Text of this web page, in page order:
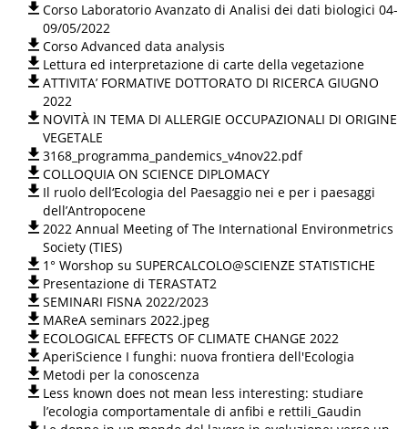
Corso Laboratorio Avanzato di Analisi dei dati biologici 04-
09/05/2022
Corso Advanced data analysis
Lettura ed interpretazione di carte della vegetazione
ATTIVITA’ FORMATIVE DOTTORATO DI RICERCA GIUGNO
2022
NOVITÀ IN TEMA DI ALLERGIE OCCUPAZIONALI DI ORIGINE
VEGETALE
3168_programma_pandemics_v4nov22.pdf
COLLOQUIA ON SCIENCE DIPLOMACY
Il ruolo dell‘Ecologia del Paesaggio nei e per i paesaggi
dell’Antropocene
2022 Annual Meeting of The International Environmetrics
Society (TIES)
1° Worshop su SUPERCALCOLO@SCIENZE STATISTICHE
Presentazione di TERASTAT2
SEMINARI FISNA 2022/2023
MAReA seminars 2022.jpeg
ECOLOGICAL EFFECTS OF CLIMATE CHANGE 2022
AperiScience I funghi: nuova frontiera dell'Ecologia
Metodi per la conoscenza
Less known does not mean less interesting: studiare
l’ecologia comportamentale di anfibi e rettili_Gaudin